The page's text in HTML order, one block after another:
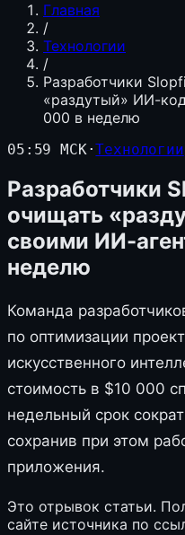
Главная
/
Технологии
/
Разработчики
«раздутый» ИИ-
000 в неделю
05:59 МСК·Технологии
Разработчики
очищать
своими ИИ-
неделю
Команда
по оптимизации
искусственного
стоимость в $10 000
недельный срок
сохранив при этом
приложения.
Это отрывок статьи.
сайте источника по